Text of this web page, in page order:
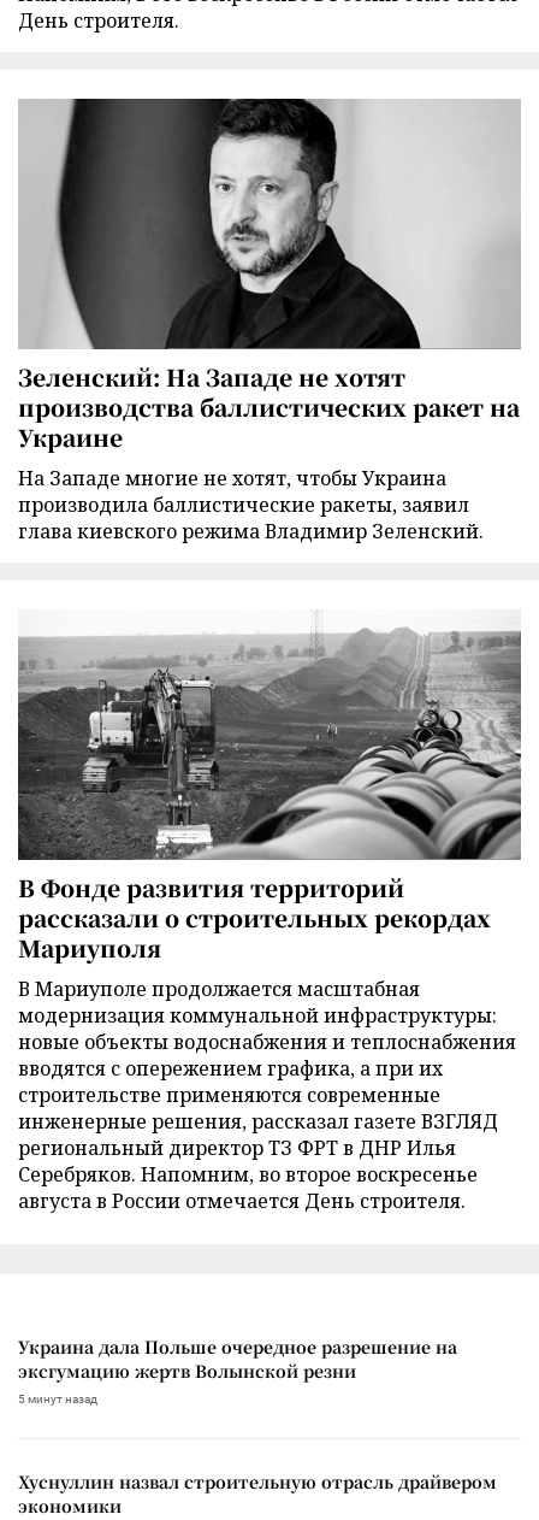
День строителя.
Зеленский: На Западе не хотят
производства баллистических ракет на
Украине
На Западе многие не хотят, чтобы Украина
производила баллистические ракеты, заявил
глава киевского режима Владимир Зеленский.
В Фонде развития территорий
рассказали о строительных рекордах
Мариуполя
В Мариуполе продолжается масштабная
модернизация коммунальной инфраструктуры:
новые объекты водоснабжения и теплоснабжения
вводятся с опережением графика, а при их
строительстве применяются современные
инженерные решения, рассказал газете ВЗГЛЯД
региональный директор ТЗ ФРТ в ДНР Илья
Серебряков. Напомним, во второе воскресенье
августа в России отмечается День строителя.
Украина дала Польше очередное разрешение на
эксгумацию жертв Волынской резни
5 минут назад
Хуснуллин назвал строительную отрасль драйвером
экономики